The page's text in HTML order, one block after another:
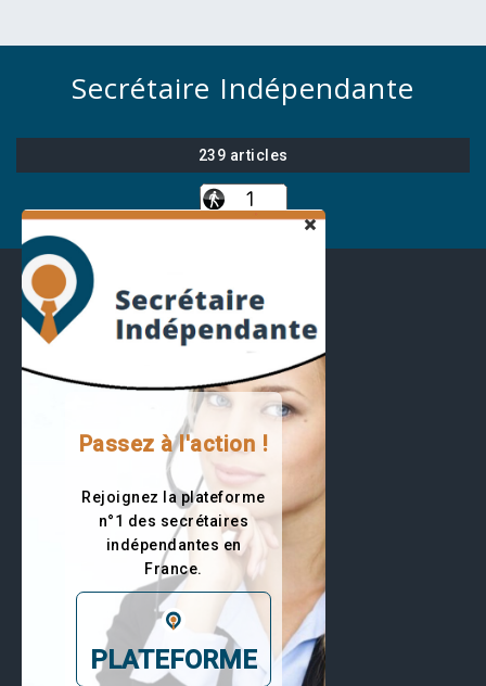
Passez à l'action !
Rejoignez la plateforme
n°1 des secrétaires
indépendantes en
France.
PLATEFORME
Secrétaire Indépendante
239 articles
19874 visiteurs
Trouvez votre secrétaire
RESTEZ EN CONTACT